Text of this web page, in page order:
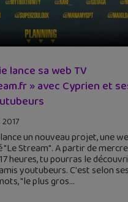
lance sa web TV
» avec Cyprien et
un nouveau projet, une
"Le Stream". A partir de
heures, tu pourras le
youtubeurs. C'est selon ses
"le plus gros